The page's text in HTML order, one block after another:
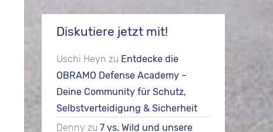
Diskutiere jetzt mit!
Uschi Heyn zu Entdecke die
OBRAMO Defense Academy –
Deine Community für Schutz,
Selbstverteidigung & Sicherheit
Denny zu7 vs. Wild und unsere